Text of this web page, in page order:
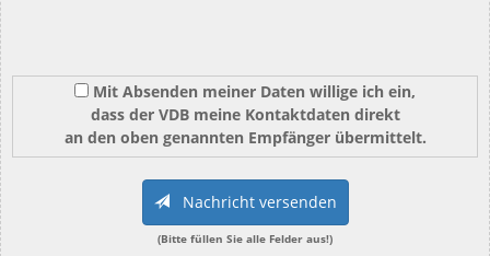
Mit Absenden meiner Daten willige ich ein,
dass der VDB meine Kontaktdaten direkt
an den oben genannten Empfänger übermittelt.
Nachricht versenden
(Bitte füllen Sie alle Felder aus!)